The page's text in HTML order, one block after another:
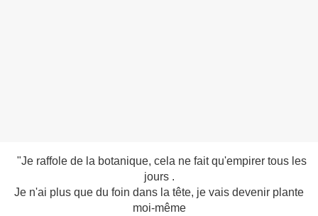
"Je raffole de la botanique, cela ne fait qu'empirer tous les
jours .
Je n'ai plus que du foin dans la tête, je vais devenir plante
moi-même